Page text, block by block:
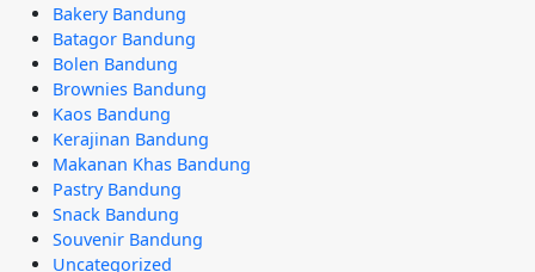
Bakery Bandung
Batagor Bandung
Bolen Bandung
Brownies Bandung
Kaos Bandung
Kerajinan Bandung
Makanan Khas Bandung
Pastry Bandung
Snack Bandung
Souvenir Bandung
Uncategorized